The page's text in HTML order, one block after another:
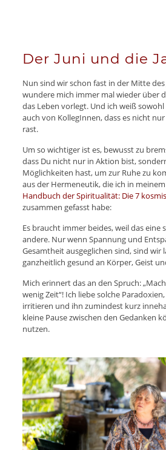
Der Juni und die
Nun sind wir schon fast in der Mitte des
wundere mich immer mal wieder über
das Leben vorlegt. Und ich weiß
auch von KollegInnen, dass es nicht
rast.
Um so wichtiger ist es, bewusst zu
dass Du nicht nur in Aktion bist,
Möglichkeiten hast, um zur Ruhe zu
aus der Hermeneutik, die ich in
⁠Handbuch der Spiritualität: Die 7
zusammen gefasst habe:
Es braucht immer beides, weil das eine
andere. Nur wenn Spannung und
Gesamtheit ausgeglichen sind, sind wir
ganzheitlich gesund an Körper, Geist
Mich erinnert das an den Spruch:
wenig Zeit“! Ich liebe solche
irritieren und ihn zumindest kurz
kleine Pause zwischen den Gedanken
nutzen.